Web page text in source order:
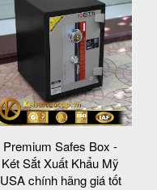
Premium Safes Box -
Két Sắt Xuất Khẩu Mỹ
USA chính hãng giá tốt